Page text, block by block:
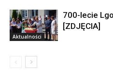
Aktualności
700-lecie
[ZDJĘCIA]